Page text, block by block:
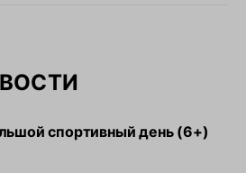
спортивный день (6+)